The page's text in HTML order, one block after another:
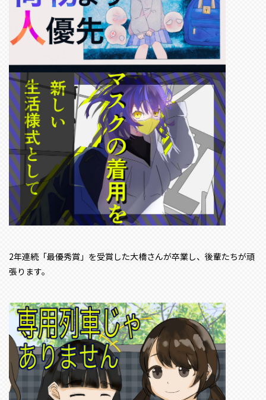
2年連続「最優秀賞」を受賞した大橋さんが卒業し、後輩たちが頑
張ります。